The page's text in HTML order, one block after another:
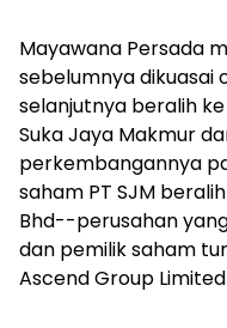
Mayawana Persada
sebelumnya dikuasai
selanjutnya beralih
Suka Jaya Makmur
perkembangannya
saham PT SJM
Bhd--perusahan
dan pemilik saham
Ascend Group